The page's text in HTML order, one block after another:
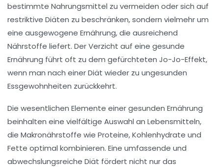
bestimmte Nahrungsmittel zu vermeiden oder sich auf
restriktive Diäten zu beschränken, sondern vielmehr um
eine ausgewogene Ernährung, die ausreichend
Nährstoffe liefert. Der Verzicht auf eine gesunde
Ernährung führt oft zu dem gefürchteten Jo-Jo-Effekt,
wenn man nach einer Diät wieder zu ungesunden
Essgewohnheiten zurückkehrt.
Die wesentlichen Elemente einergesunden Ernährung
beinhalten eine vielfältige Auswahl an Lebensmitteln,
die Makronährstoffe wie Proteine,Kohlenhydrate und
Fette optimal kombinieren. Eine umfassende und
abwechslungsreiche Diät fördert nicht nur das